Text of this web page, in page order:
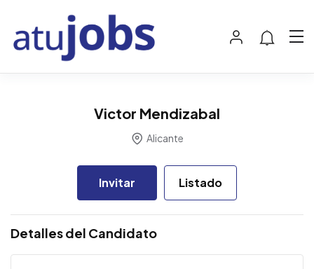
Victor Mendizabal
Alicante
Invitar Listado
Detalles del Candidato